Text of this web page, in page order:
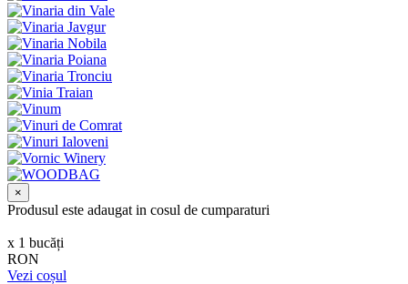
×
Produsul este adaugat in cosul de cumparaturi
х 1 bucăți
RON
Vezi coșul